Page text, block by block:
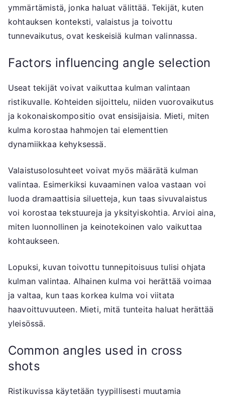
ymmärtämistä, jonka haluat välittää. Tekijät, kuten
kohtauksen konteksti, valaistus ja toivottu
tunnevaikutus, ovat keskeisiä kulman valinnassa.
Factors influencing angle selection
Useat tekijät voivat vaikuttaa kulman valintaan
ristikuvalle. Kohteiden sijoittelu, niiden vuorovaikutus
ja kokonaiskompositio ovat ensisijaisia. Mieti, miten
kulma korostaa hahmojen tai elementtien
dynamiikkaa kehyksessä.
Valaistusolosuhteet voivat myös määrätä kulman
valintaa. Esimerkiksi kuvaaminen valoa vastaan voi
luoda dramaattisia siluetteja, kun taas sivuvalaistus
voi korostaa tekstuureja ja yksityiskohtia. Arvioi aina,
miten luonnollinen ja keinotekoinen valo vaikuttaa
kohtaukseen.
Lopuksi, kuvan toivottu tunnepitoisuus tulisi ohjata
kulman valintaa. Alhainen kulma voi herättää voimaa
ja valtaa, kun taas korkea kulma voi viitata
haavoittuvuuteen. Mieti, mitä tunteita haluat herättää
yleisössä.
Common angles used in cross
shots
Ristikuvissa käytetään tyypillisesti muutamia